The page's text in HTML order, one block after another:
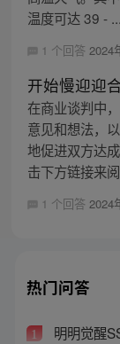
温度可达 39 - ...
1 个回答 2024
开始慢迎迎
在商业谈判中
意见和想法，
地促进双方达
击下方链接来
1 个回答 2024
热门问答
1 明明觉醒